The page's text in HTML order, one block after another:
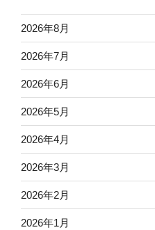
2026年8月
2026年7月
2026年6月
2026年5月
2026年4月
2026年3月
2026年2月
2026年1月